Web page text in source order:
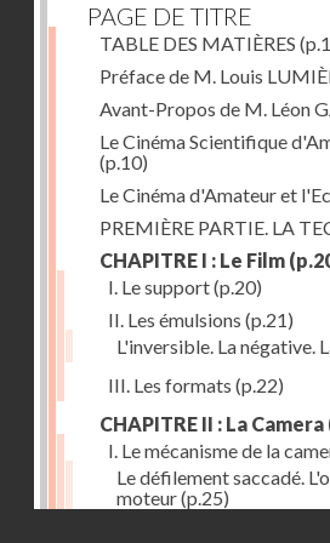
PAGE DE TITRE
TABLE DES MATIÈRES
Préface de M. Louis
Avant-Propos de M. Léon
Le Cinéma Scientifique
(p.10)
Le Cinéma d'Amateur et
PREMIÈRE PARTIE. LA
CHAPITRE I : Le Film
I. Le support(p.20)
II. Les émulsions (p.21)
L'inversible. La négative.
III. Les formats (p.22)
CHAPITRE II : La Camera
I. Le mécanisme de la
Le défilement saccadé.
moteur(p.25)